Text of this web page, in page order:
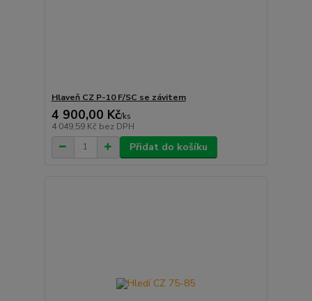
Hlaveň CZ P-10 F/SC se závitem
4 900,00 Kč/ks
4 049,59 Kč bez DPH
Přidat do košíku